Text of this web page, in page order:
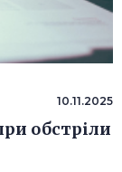
10.11.2025
обстріли